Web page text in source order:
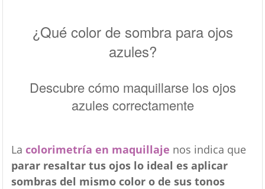
¿Qué color de sombra para ojos
azules?
Descubre cómo maquillarse los ojos
azules correctamente
La colorimetría en maquillaje nos indica que
parar resaltar tus ojos lo ideal es aplicar
sombras del mismo color o de sus tonos